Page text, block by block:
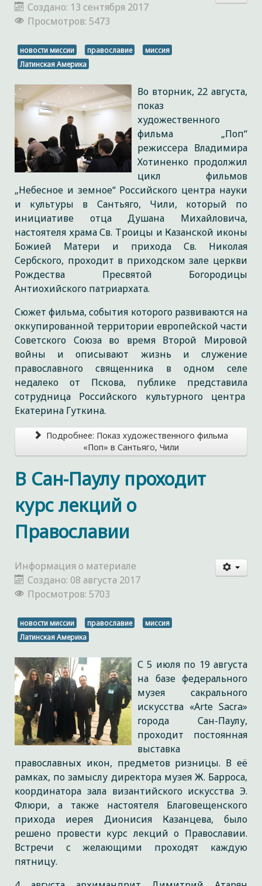
Создано: 13 сентября 2017
Просмотров: 5473
новости миссии православие
миссия
Латинская Америка
Во вторник, 22 августа,
показ
художественного
фильма „Поп“
режиссера Владимира
Хотиненко продолжил
цикл фильмов
„Небесное и земное“ Российского центра науки
и культуры в Сантьяго, Чили, который по
инициативе отца Душана Михайловича,
настоятеля храма Св. Троицы и Казанской иконы
Божией Матери и прихода Св. Николая
Сербского, проходит в приходском зале церкви
Рождества Пресвятой Богородицы
Антиохийского патриархата.
Сюжет фильма, события которого развиваются на
оккупированной территории европейской части
Советского Союза во время Второй Мировой
войны и описывают жизнь и служение
православного священника в одном селе
недалеко от Пскова, публике представила
сотрудница Российского культурного центра
Екатерина Гуткина.
Подробнее: Показ художественного фильма
«Поп» в Сантьяго, Чили
В Сан-Паулу проходит
курс лекций о
Православии
Информация о материале
Создано: 08 августа 2017
Просмотров: 5703
новости миссии православие
миссия
Латинская Америка
С 5 июля по 19 августа
на базе федерального
музея сакрального
искусства «Arte Sacra»
города Сан-Паулу,
проходит постоянная
выставка
православных икон, предметов ризницы. В её
рамках, по замыслу директора музея Ж. Барроса,
координатора зала византийского искусства Э.
Флюри, а также настоятеля Благовещенского
прихода иерея Дионисия Казанцева, было
решено провести курс лекций о Православии.
Встречи с желающими проходят каждую
пятницу.